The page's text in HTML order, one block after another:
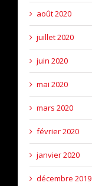
août 2020
juillet 2020
juin 2020
mai 2020
mars 2020
février 2020
janvier 2020
décembre 2019